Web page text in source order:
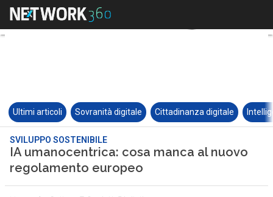
Ultimi articoli Sovranità digitale Cittadinanza digitale
SVILUPPO SOSTENIBILE
IA umanocentrica: cosa manca al nuovo
regolamento europeo